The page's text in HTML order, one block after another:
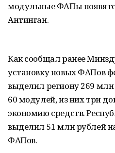
модульные ФАПы
Антинган.
Как сообщал ранее
установку новых ФАПов
выделил региону 269
60 модулей, из них три
экономию средств.
выделил 51 млн рублей
ФАПов.